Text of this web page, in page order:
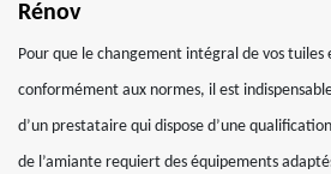
Rénov
Pour que le changement intégral de vos
conformément aux normes, il est
d’un prestataire qui dispose d’une
de l’amiante requiert des équipements